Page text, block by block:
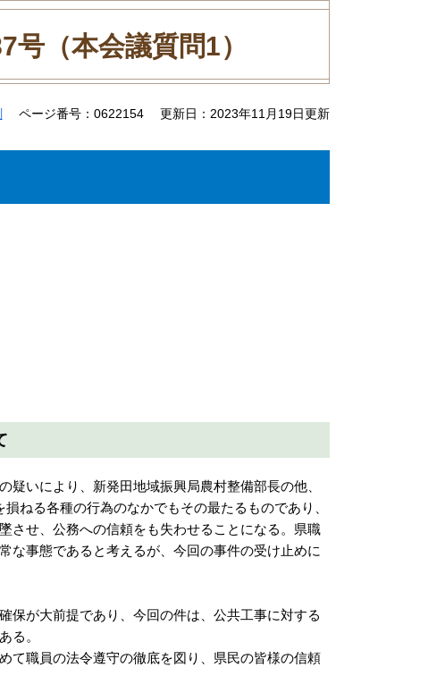
（本会議質問1）
ページ番号：0622154 更新日：2023年11月19日更新
いにより、新発田地域振興局農村整備部長の他、
ねる各種の行為のなかでもその最たるものであり、
させ、公務への信頼をも失わせることになる。県職
な事態であると考えるが、今回の事件の受け止めに
保が大前提であり、今回の件は、公共工事に対する
る。
職員の法令遵守の徹底を図り、県民の皆様の信頼